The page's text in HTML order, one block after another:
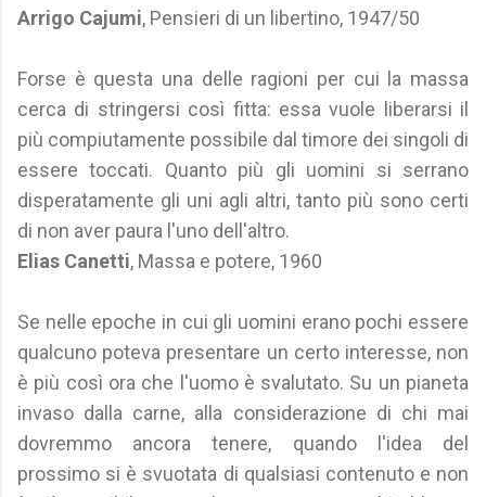
Arrigo Cajumi, Pensieri di un libertino, 1947/50
Forse è questa una delle ragioni per cui la massa
cerca di stringersi così fitta: essa vuole liberarsi il
più compiutamente possibile dal timore dei singoli di
essere toccati. Quanto più gli uomini si serrano
disperatamente gli uni agli altri, tanto più sono certi
di non aver paura l'uno dell'altro.
Elias Canetti, Massa e potere, 1960
Se nelle epoche in cui gli uomini erano pochi essere
qualcuno poteva presentare un certo interesse, non
è più così ora che l'uomo è svalutato. Su un pianeta
invaso dalla carne, alla considerazione di chi mai
dovremmo ancora tenere, quando l'idea del
prossimo si è svuotata di qualsiasi contenuto e non